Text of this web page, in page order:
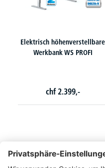
Elektrisch höhenverstellbare
Werkbank WS PROFI
chf 2.399,-
Montags bis Freitags von 08:30 -